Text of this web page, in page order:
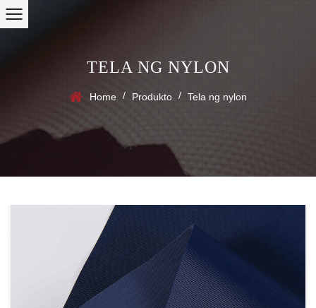
TELA NG NYLON
Home / Produkto / Tela ng nylon